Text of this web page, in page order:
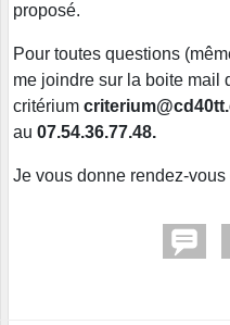
proposé.
Pour toutes questions
me joindre sur la boite mail
critérium
au 07.54.36.77.48.
Je vous donne rendez-vous